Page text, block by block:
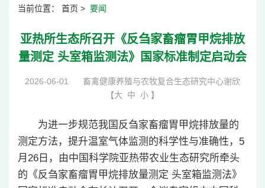
当前位置： 首页 > 要闻
亚热所生态所召开《反刍家畜瘤胃甲烷排放
量测定 头室箱监测法》国家标准制定启动会
2026-06-01
畜禽健康养殖与农牧复合生态研究中心谢欣
【大 中 小 】
为进一步规范我国反刍家畜瘤胃甲烷排放量的
测定方法，提升温室气体监测的科学性与准确性，5
月26日，由中国科学院亚热带农业生态研究所牵头
的《反刍家畜瘤胃甲烷排放量测定 头室箱监测法》